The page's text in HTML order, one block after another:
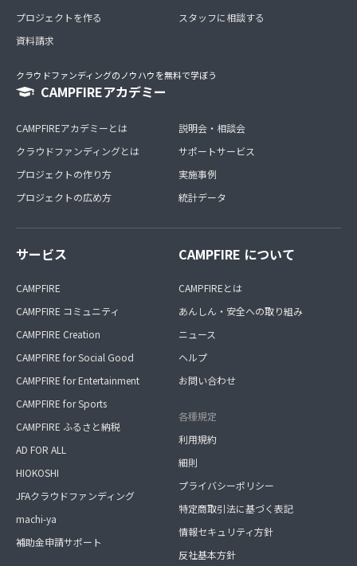
プロジェクトを作る
資料請求
スタッフに相談する
クラウドファンディングのノウハウを無料で学ぼう
CAMPFIREアカデミー
CAMPFIREアカデミーとは
クラウドファンディングとは
プロジェクトの作り方
プロジェクトの広め方
説明会・相談会
サポートサービス
実施事例
統計データ
サービス
CAMPFIRE
CAMPFIRE コミュニティ
CAMPFIRE Creation
CAMPFIRE for Social Good
CAMPFIRE for Entertainment
CAMPFIRE for Sports
CAMPFIRE ふるさと納税
AD FOR ALL
HIOKOSHI
JFAクラウドファンディング
machi-ya
補助金申請サポート
CAMPFIRE について
CAMPFIREとは
あんしん・安全への取り組み
ニュース
ヘルプ
お問い合わせ
各種規定
利用規約
細則
プライバシーポリシー
特定商取引法に基づく表記
情報セキュリティ方針
反社基本方針